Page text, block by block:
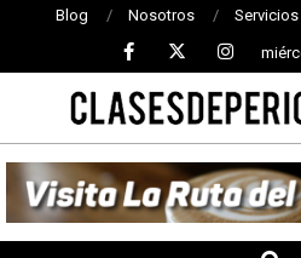
Blog Nosotros Servicios
CLASES
DE
PERIODISMO